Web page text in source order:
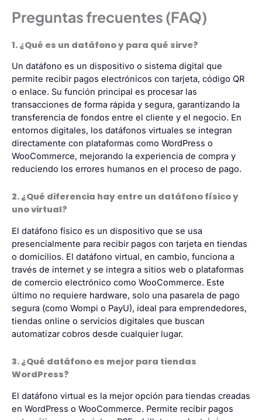
Preguntas frecuentes (FAQ)
1. ¿Qué es un datáfono y para qué sirve?
Un datáfono es un dispositivo o sistema digital que
permite recibir pagos electrónicos con tarjeta, código QR
o enlace. Su función principal es procesar las
transacciones de forma rápida y segura, garantizando la
transferencia de fondos entre el cliente y el negocio. En
entornos digitales, los datáfonos virtuales se integran
directamente con plataformas como WordPress o
WooCommerce, mejorando la experiencia de compra y
reduciendo los errores humanos en el proceso de pago.
2. ¿Qué diferencia hay entre un datáfono físico y
uno virtual?
El datáfono físico es un dispositivo que se usa
presencialmente para recibir pagos con tarjeta en tiendas
o domicilios. El datáfono virtual, en cambio, funciona a
través de internet y se integra a sitios web o plataformas
de comercio electrónico como WooCommerce. Este
último no requiere hardware, solo una pasarela de pago
segura (como Wompi o PayU), ideal para emprendedores,
tiendas online o servicios digitales que buscan
automatizar cobros desde cualquier lugar.
3. ¿Qué datáfono es mejor para tiendas
WordPress?
El datáfono virtual es la mejor opción para tiendas creadas
en WordPress o WooCommerce. Permite recibir pagos